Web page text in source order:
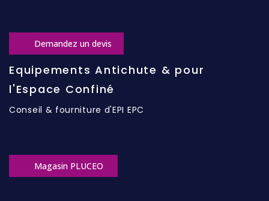
Demandez un devis
Equipements Antichute & pour
l'Espace Confiné
Conseil & fourniture d'EPI EPC
Magasin PLUCEO